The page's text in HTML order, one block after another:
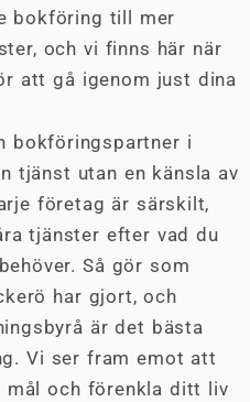
bokföring till mer
och vi finns här när
att gå igenom just dina
bokföringspartner i
tjänst utan en känsla av
företag är särskilt,
tjänster efter vad du
Så gör som
har gjort, och
är det bästa
Vi ser fram emot att
mål och förenkla ditt liv